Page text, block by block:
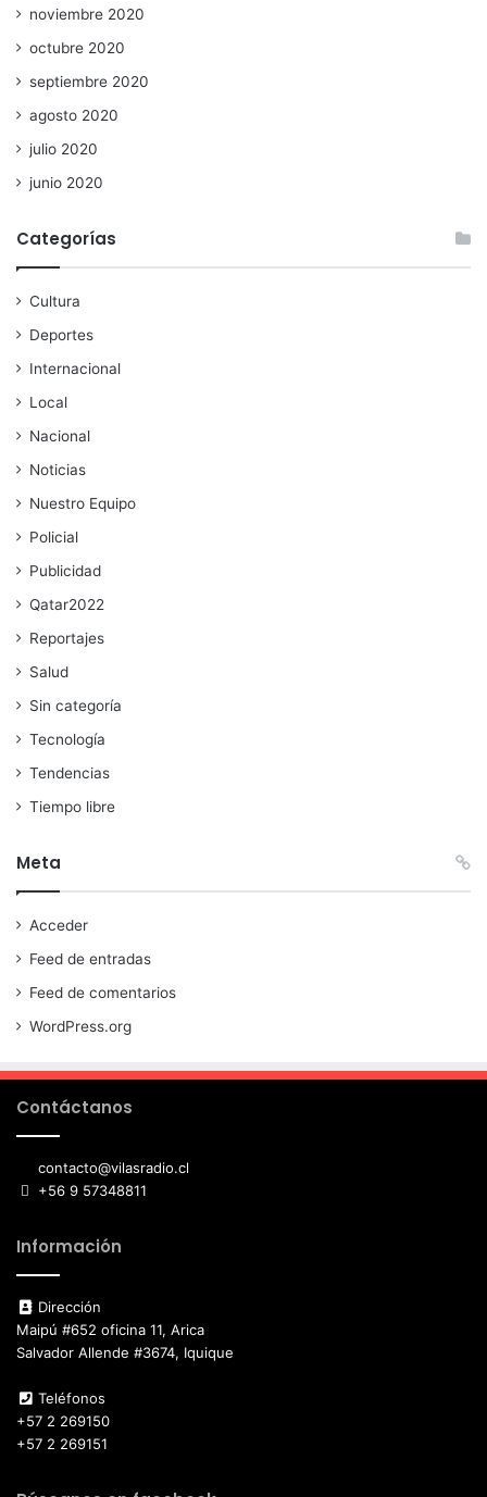
noviembre 2020
octubre 2020
septiembre 2020
agosto 2020
julio 2020
junio 2020
Categorías
Cultura
Deportes
Internacional
Local
Nacional
Noticias
Nuestro Equipo
Policial
Publicidad
Qatar2022
Reportajes
Salud
Sin categoría
Tecnología
Tendencias
Tiempo libre
Meta
Acceder
Feed de entradas
Feed de comentarios
WordPress.org
Contáctanos
contacto@vilasradio.cl
+56 9 57348811
Información
Dirección
Maipú #652 oficina 11, Arica
Salvador Allende #3674, Iquique
Teléfonos
+57 2 269150
+57 2 269151